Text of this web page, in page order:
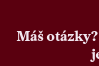
Máš